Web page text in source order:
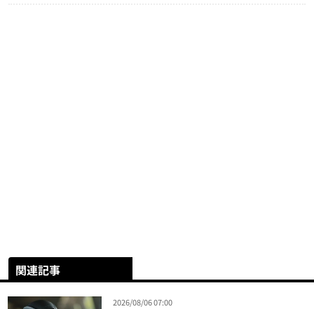
関連記事
2026/08/06 07:00